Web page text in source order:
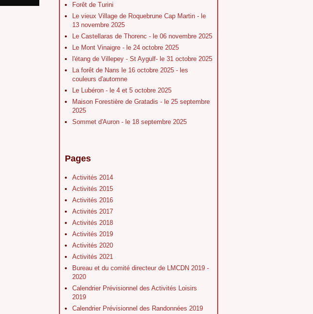
Forêt de Turini
Le vieux Village de Roquebrune Cap Martin - le
13 novembre 2025
Le Castellaras de Thorenc - le 06 novembre 2025
Le Mont Vinaigre - le 24 octobre 2025
l'étang de Villepey - St Aygulf- le 31 octobre 2025
La forêt de Nans le 16 octobre 2025 - les
couleurs d'automne
Le Lubéron - le 4 et 5 octobre 2025
Maison Forestière de Gratadis - le 25 septembre
2025
Sommet d'Auron - le 18 septembre 2025
Pages
Activités 2014
Activités 2015
Activités 2016
Activités 2017
Activités 2018
Activités 2019
Activités 2020
Activités 2021
Bureau et du comité directeur de LMCDN 2019 -
2020
Calendrier Prévisionnel des Activités Loisirs
2019
Calendrier Prévisionnel des Randonnées 2019